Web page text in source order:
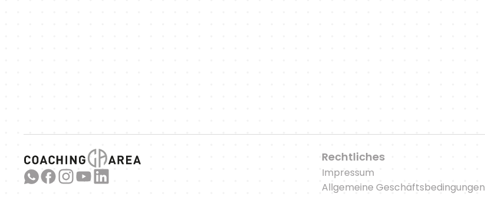
Rechtliches
Impressum
Allgemeine Geschäftsbedingungen